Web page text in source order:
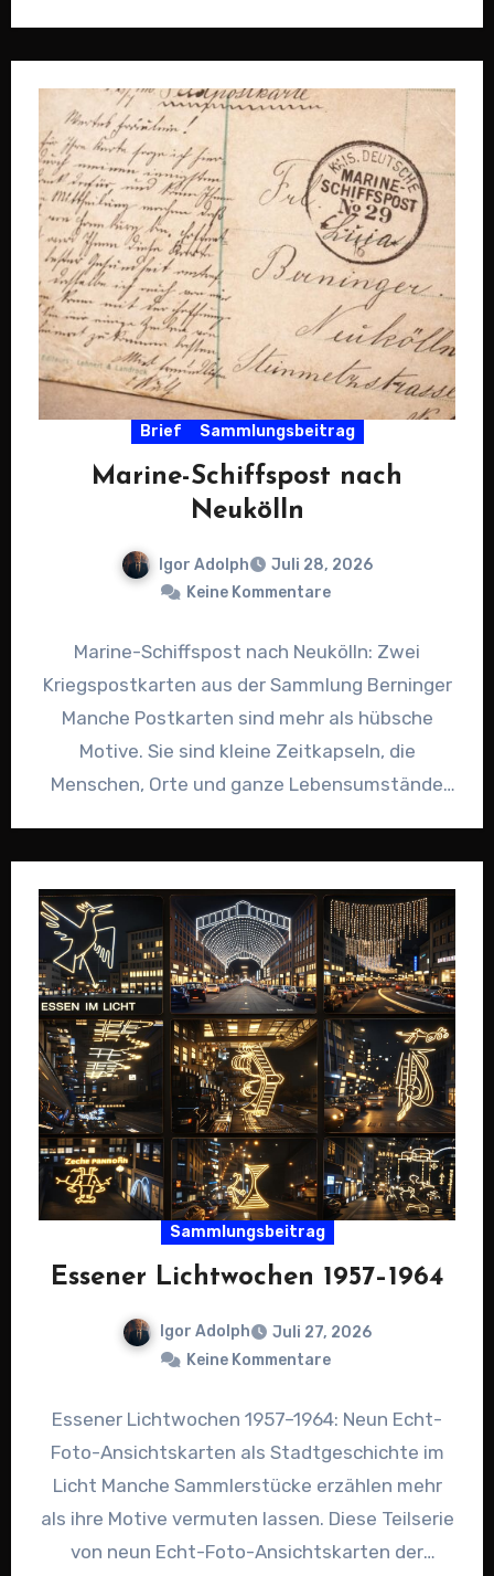
Brief Sammlungsbeitrag
Marine-Schiffspost nach
Neukölln
Igor Adolph
Juli 28, 2026
Keine Kommentare
Marine-Schiffspost nach Neukölln: Zwei
Kriegspostkarten aus der Sammlung Berninger
Manche Postkarten sind mehr als hübsche
Motive. Sie sind kleine Zeitkapseln, die
Menschen, Orte und ganze Lebensumstände
Sammlungsbeitrag
Essener Lichtwochen 1957–1964
Igor Adolph
Juli 27, 2026
Keine Kommentare
Essener Lichtwochen 1957–1964: Neun Echt-
Foto-Ansichtskarten als Stadtgeschichte im
Licht Manche Sammlerstücke erzählen mehr
als ihre Motive vermuten lassen. Diese Teilserie
von neun Echt-Foto-Ansichtskarten der